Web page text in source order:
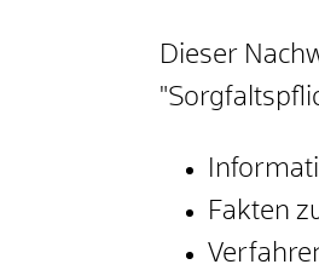
Dieser
Fakten